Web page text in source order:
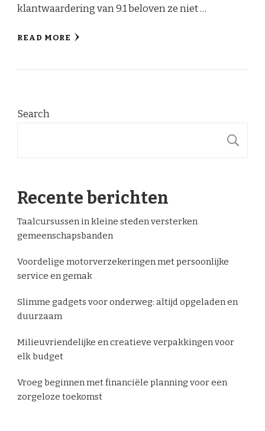
klantwaardering van 9.1 beloven ze niet …
READ MORE
Search
Recente berichten
Taalcursussen in kleine steden versterken
gemeenschapsbanden
Voordelige motorverzekeringen met persoonlijke
service en gemak
Slimme gadgets voor onderweg: altijd opgeladen en
duurzaam
Milieuvriendelijke en creatieve verpakkingen voor
elk budget
Vroeg beginnen met financiële planning voor een
zorgeloze toekomst